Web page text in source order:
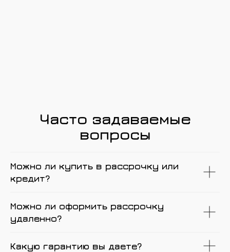
Часто задаваемые
вопросы
Можно ли купить в рассрочку или
кредит?
Можно ли оформить рассрочку
удаленно?
Какую гарантию вы даете?